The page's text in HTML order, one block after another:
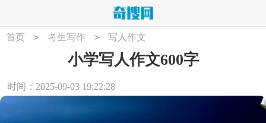
首页 > 考生写作 > 写人作文
小学写人作文600字
时间：2025-09-03 19:22:28